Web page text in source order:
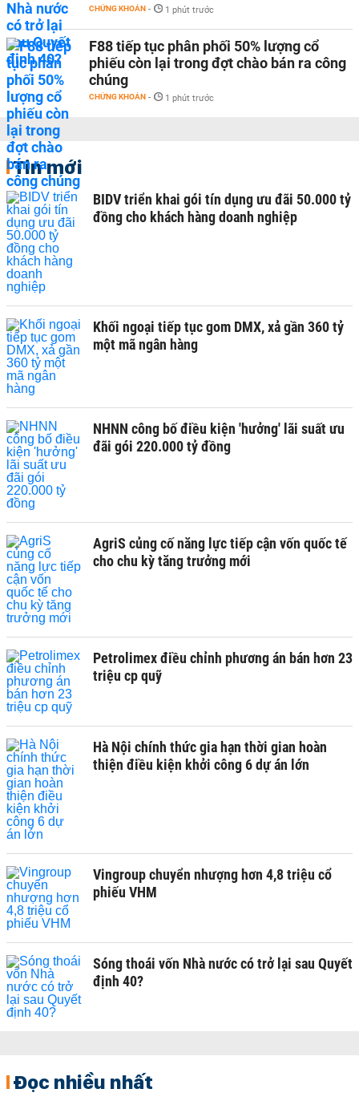
CHỨNG KHOÁN - 1 phút trước
F88 tiếp tục phân phối 50% lượng cổ
phiếu còn lại trong đợt chào bán ra công
chúng
CHỨNG KHOÁN - 1 phút trước
Tin mới
BIDV triển khai gói tín dụng ưu đãi 50.000 tỷ
đồng cho khách hàng doanh nghiệp
Khối ngoại tiếp tục gom DMX, xả gần 360 tỷ
một mã ngân hàng
NHNN công bố điều kiện 'hưởng' lãi suất ưu
đãi gói 220.000 tỷ đồng
AgriS củng cố năng lực tiếp cận vốn quốc tế
cho chu kỳ tăng trưởng mới
Petrolimex điều chỉnh phương án bán hơn 23
triệu cp quỹ
Hà Nội chính thức gia hạn thời gian hoàn
thiện điều kiện khởi công 6 dự án lớn
Vingroup chuyển nhượng hơn 4,8 triệu cổ
phiếu VHM
Sóng thoái vốn Nhà nước có trở lại sau Quyết
định 40?
Đọc nhiều nhất